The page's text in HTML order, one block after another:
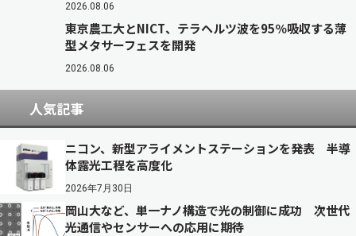
2026.08.06
東京農工大とNICT、テラヘルツ波を95％吸収する薄
型メタサーフェスを開発
2026.08.06
人気記事
ニコン、新型アライメントステーションを発表 半導
体露光工程を高度化
2026年7月30日
岡山大など、単一ナノ構造で光の制御に成功 次世代
光通信やセンサーへの応用に期待